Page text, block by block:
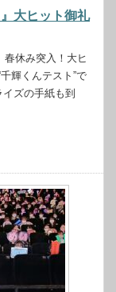
大ヒット御礼
休み突入！大ヒ
輝くんテスト”で
ズの手紙も到